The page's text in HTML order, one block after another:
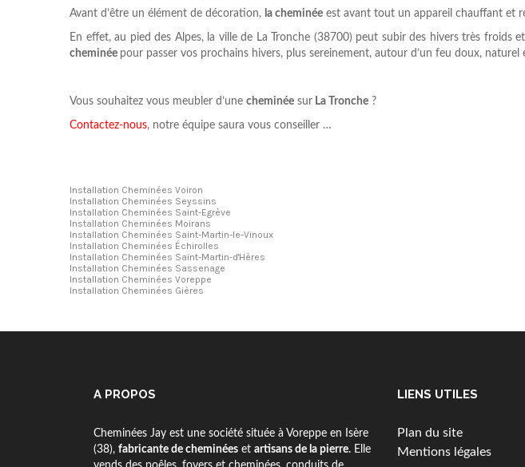
Avant d’être un élément de décoration, la cheminée est avant tout un appareil chauffant et
En effet, au pied des Alpes, la ville de La Tronche (38700) peut subir des hivers très froids
cheminée pour passer vos prochains hivers, plus sereinement, autour d’un feu doux, naturel
Vous souhaitez vous meubler d’une cheminée sur La Tronche ?
Contactez-nous, notre équipe saura vous conseiller …
Installation Cheminées Voiron
Installation Cheminées Seyssins
Installation Cheminées Saint-Egrève
Installation Cheminées Moirans
Installation Cheminées Saint-Martin-le-Vinoux
Installation Cheminées Échirolles
Installation Cheminées Saint-Martin-d'Hères
Installation Cheminées Sassenage
Installation Cheminées Voreppe
Installation Cheminées Gières
A PROPOS
Cheminées Jay est une société située à Voreppe en Isère
(38), fabricante de cheminées et artisans de la pierre. Elle
LIENS UTILES
Plan du site
Mentions légales